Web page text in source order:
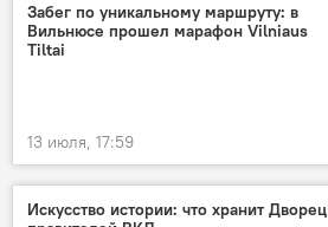
Забег по уникальному маршруту: в
Вильнюсе прошел марафон Vilniaus
Tiltai
13 июля, 17:59
Искусство истории: что хранит Дворец